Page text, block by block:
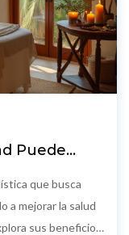
Puede
que busca
a mejorar la salud
sus beneficios,